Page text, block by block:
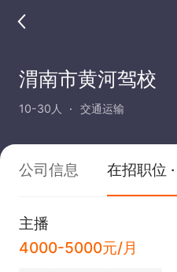
渭南市黄河驾校
10-30人 交通运输
公司信息 在招职位 ·
主播
4000-5000元/月